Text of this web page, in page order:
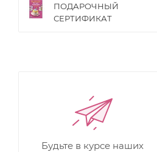
ПОДАРОЧНЫЙ
СЕРТИФИКАТ
Будьте в курсе наших